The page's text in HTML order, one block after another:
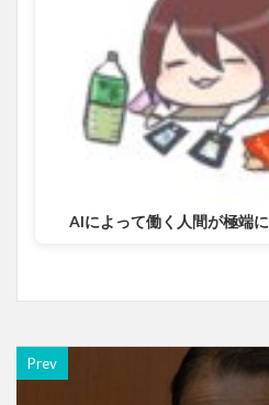
AIによって働く人間が極端
Prev